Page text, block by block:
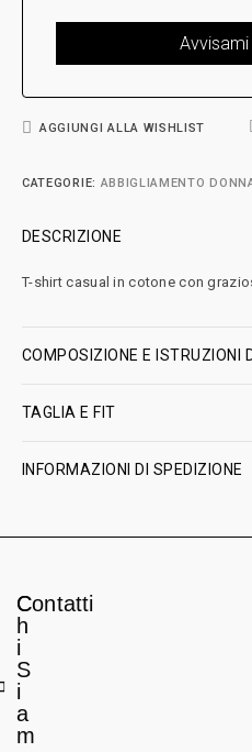
AGGIUNGI ALLA WISHLIST
CATEGORIE: ABBIGLIAMENTO
DESCRIZIONE
T-shirt casual in cotone con
COMPOSIZIONE E ISTRUZIONI
TAGLIA E FIT
INFORMAZIONI DI SPEDIZIONE
C
h
i
S
i
a
m
Contatti